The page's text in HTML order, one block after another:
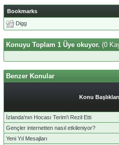
Bookmarks
Digg
Konuyu Toplam 1 Üye okuyor. (0
Benzer Konular
Konu Başlıkları
İzlanda'nın Hocası Terim'i Rezil Etti
Gençler internetten nasıl etkileniyor?
Yeni Yıl Mesajları